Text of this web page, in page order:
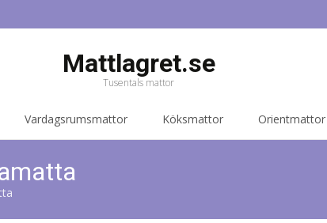
Mattlagret.se
Tusentals mattor
Vardagsrumsmattor Köksmattor Orientmattor